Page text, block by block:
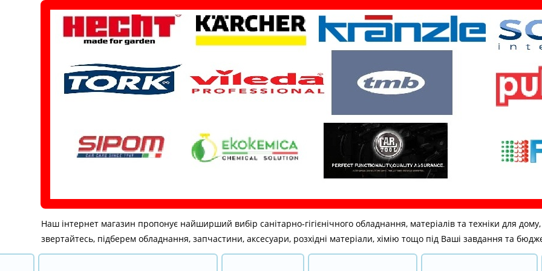
Наш інтернет магазин пропонує найширший вибір санітарно-гігієнічного обладнання, матеріалів та техніки для дому,
звертайтесь, підберем обладнання, запчастини, аксесуари, розхідні матеріали, хімію тощо під Ваші завдання та